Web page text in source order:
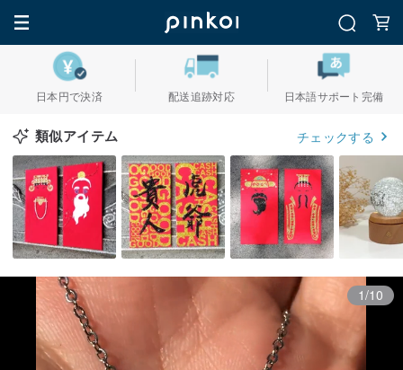
日本円で決済 配送追跡対応 日本語サポート完備
類似アイテム チェックする
1/10